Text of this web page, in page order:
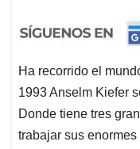
Ha recorrido el
1993 Anselm Kiefer
Donde tiene tres
trabajar sus